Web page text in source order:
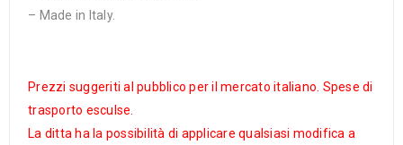
– Made in Italy.
Prezzi suggeriti al pubblico per il mercato italiano. Spese di
trasporto esculse.
La ditta ha la possibilità di applicare qualsiasi modifica a